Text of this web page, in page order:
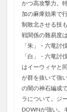
かつ高攻撃力。
加の麻痺効果で
制敗北させる技
戦関係の難易度
「朱」・六竜討
「白」・六竜
はイーウィヤと
が群を抜いて強
の闇の神石編成
ラについて。ジ
DOWNが強い。